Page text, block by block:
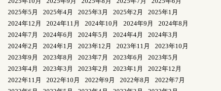
2025年5月
2025年4月 2025年3月 2025年2月
2025年1月
2024年12月
2024年11月 2024年10月 2024年9月
2024年8月
2024年7月
2024年6月 2024年5月 2024年4月
2024年3月
2024年2月
2024年1月 2023年12月 2023年11月
2023年10月
2023年9月
2023年8月 2023年7月 2023年6月
2023年5月
2023年4月
2023年3月 2023年2月 2023年1月
2022年12月
2022年11月
2022年10月 2022年9月 2022年8月
2022年7月